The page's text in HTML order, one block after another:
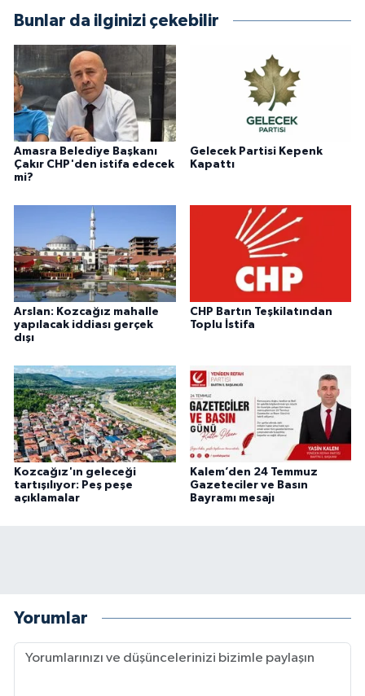
Bunlar da ilginizi çekebilir
Amasra Belediye Başkanı
Çakır CHP'den istifa edecek
mi?
Gelecek Partisi Kepenk
Kapattı
Arslan: Kozcağız mahalle
yapılacak iddiası gerçek
dışı
CHP Bartın Teşkilatından
Toplu İstifa
Kozcağız'ın geleceği
tartışılıyor: Peş peşe
açıklamalar
Kalem’den 24 Temmuz
Gazeteciler ve Basın
Bayramı mesajı
Yorumlar